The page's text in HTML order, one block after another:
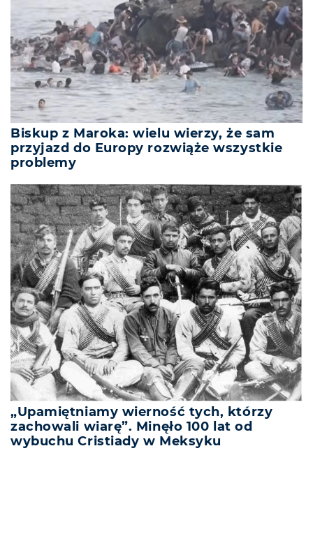
Biskup z Maroka: wielu wierzy, że sam
przyjazd do Europy rozwiąże wszystkie
problemy
„Upamiętniamy wierność tych, którzy
zachowali wiarę”. Minęło 100 lat od
wybuchu Cristiady w Meksyku